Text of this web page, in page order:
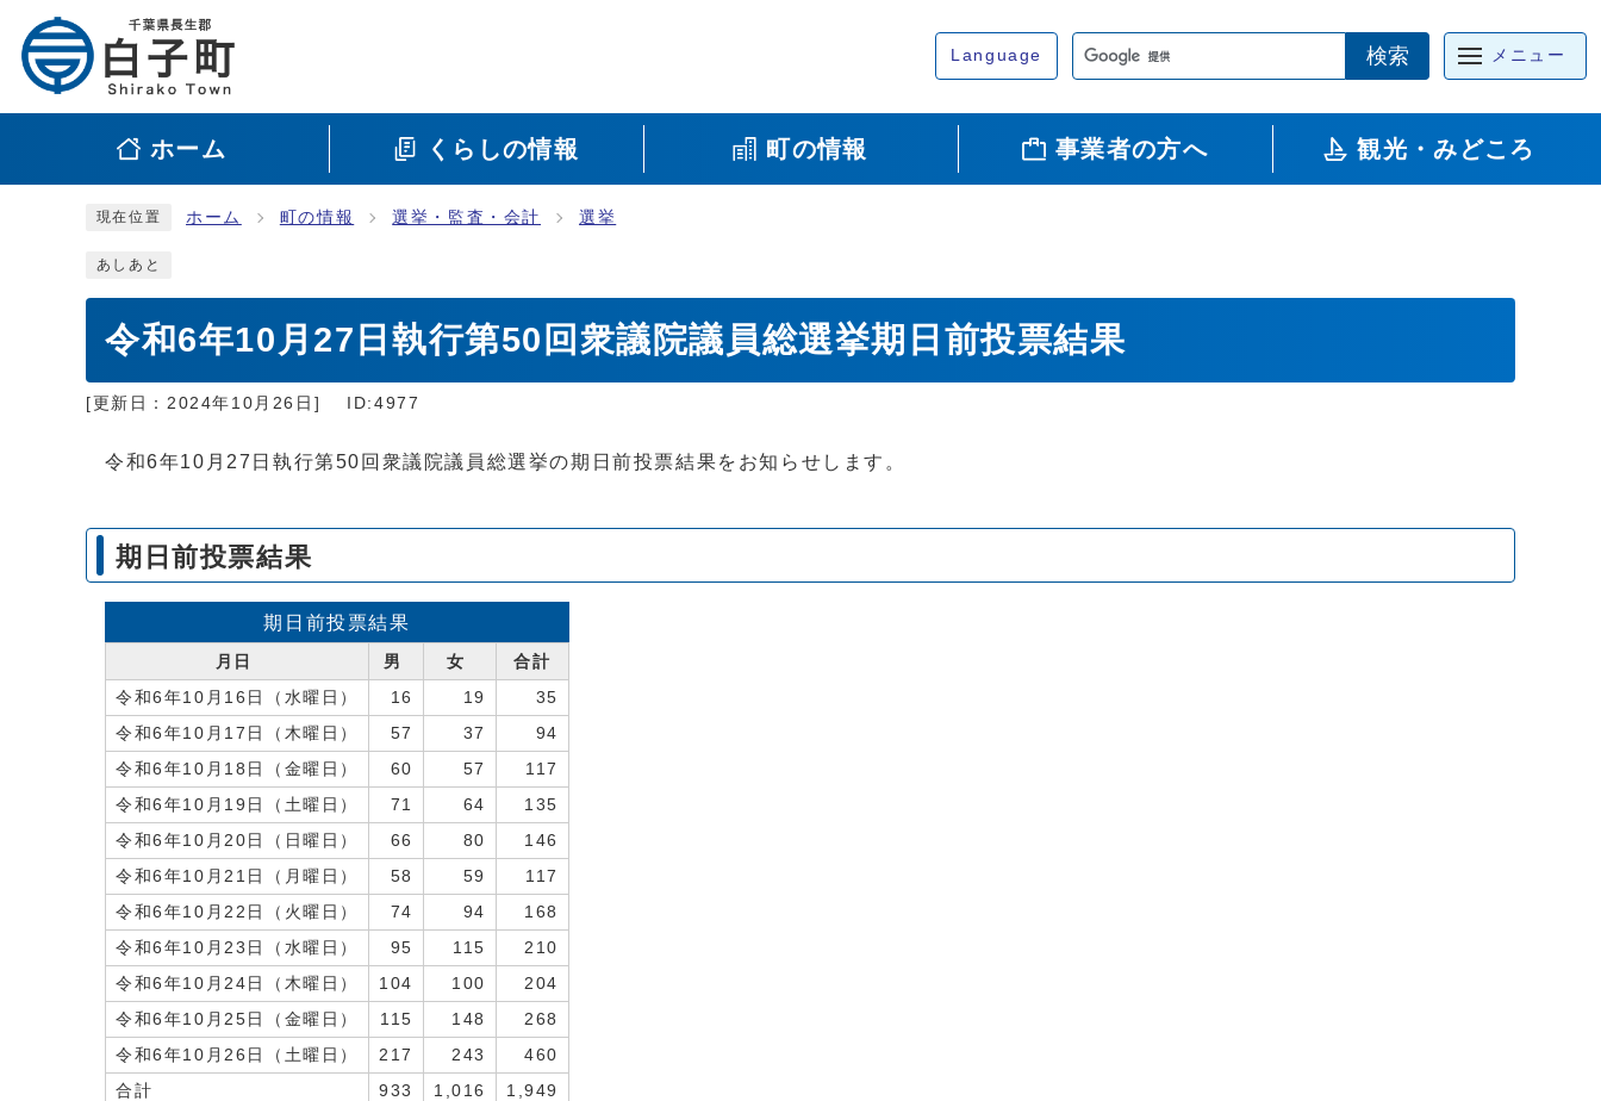
Language 検索 メニュー
ホーム くらしの情報 町の情報 事業者の方へ 観光・みどころ
現在位置 ホーム 町の情報 選挙・監査・会計 選挙
あしあと
令和6年10月27日執行第50回衆議院議員総選挙期日前投票結果
[更新日： 2024年10月26日 ] ID:4977
令和6年10月27日執行第50回衆議院議員総選挙の期日前投票結果をお知らせします。
期日前投票結果
期日前投票結果
月日 男 女
合計
令和6年10月16日（水曜日）
16 19
35
令和6年10月17日（木曜日）
57 37
94
令和6年10月18日（金曜日）
60 57
117
令和6年10月19日（土曜日）
71 64
135
令和6年10月20日（日曜日）
66 80
146
令和6年10月21日（月曜日）
58 59
117
令和6年10月22日（火曜日）
74 94
168
令和6年10月23日（水曜日）
95 115
210
令和6年10月24日（木曜日）
104 100
204
令和6年10月25日（金曜日）
115 148
268
令和6年10月26日（土曜日）
217 243
460
合計
933 1,016 1,949